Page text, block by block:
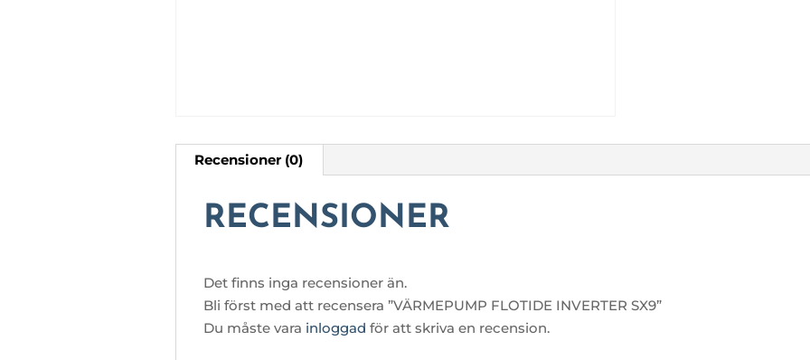
Recensioner (0)
RECENSIONER
Det finns inga recensioner än.
Bli först med att recensera ”VÄRMEPUMP FLOTIDE INVERTER SX9”
Du måste vara inloggad för att skriva en recension.